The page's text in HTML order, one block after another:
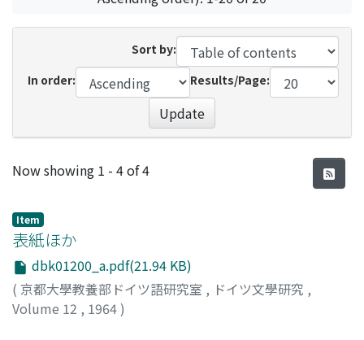
Sort by:
In order:
Results/Page:
Update
Recent Submissions
Now showing 1 - 4 of 4
Item
表紙ほか
dbk01200_a.pdf(21.94 KB)
( 京都大學教養部ドイツ語研究室 , ドイツ文學研究 ,
Volume 12 , 1964)